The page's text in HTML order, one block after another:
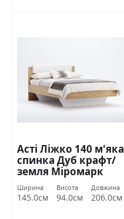
Асті Ліжко 140 м'яка
спинка Дуб крафт/
земля Міромарк
Ширина
145.0см
Висота
94.0см
Довжина
206.0см